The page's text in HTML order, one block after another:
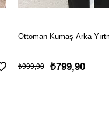
Ottoman Kumaş Arka
₺799,90
₺999,90